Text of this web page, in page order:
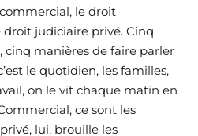
le droit
judiciaire privé. Cinq
cinq manières de faire parler
le quotidien, les familles,
on le vit chaque matin en
ce sont les
lui, brouille les